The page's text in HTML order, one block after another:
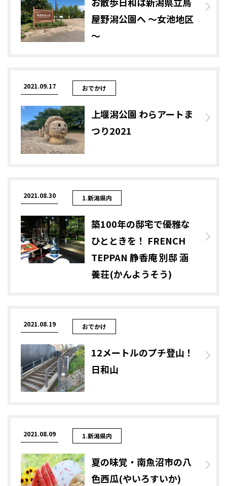
屋野潟公園へ ～女池地区
～
2021.09.17 おでかけ
上堰潟公園 わらアートま
つり2021
2021.08.30 1.新潟県内
築100年の邸宅で優雅な
ひとときを！ FRENCH
TEPPAN 静香庵 別邸 涵
養荘(かんようそう)
2021.08.19 おでかけ
12メートルのプチ登山！
日和山
2021.08.09 1.新潟県内
夏の味覚・南魚沼市の八
色西瓜(やいろすいか)